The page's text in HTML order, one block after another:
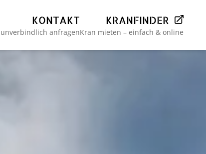
KONTAKT
anfragen
KRANFINDER
Kran mieten – einfach & online